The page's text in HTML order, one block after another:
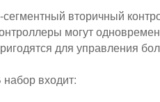
сегментный вторичный
могут
для управления
набор входит: